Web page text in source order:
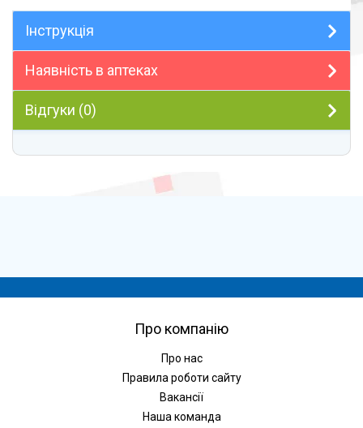
Інструкція
Наявність в аптеках
Відгуки (0)
Про компанію
Про нас
Правила роботи сайту
Вакансії
Наша команда